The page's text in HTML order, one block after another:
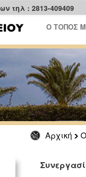
τηλ : 2813-409409
Ο ΤΟΠΟΣ
Αρχική